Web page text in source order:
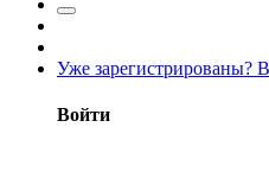
Уже зарегистрированы?
Войти